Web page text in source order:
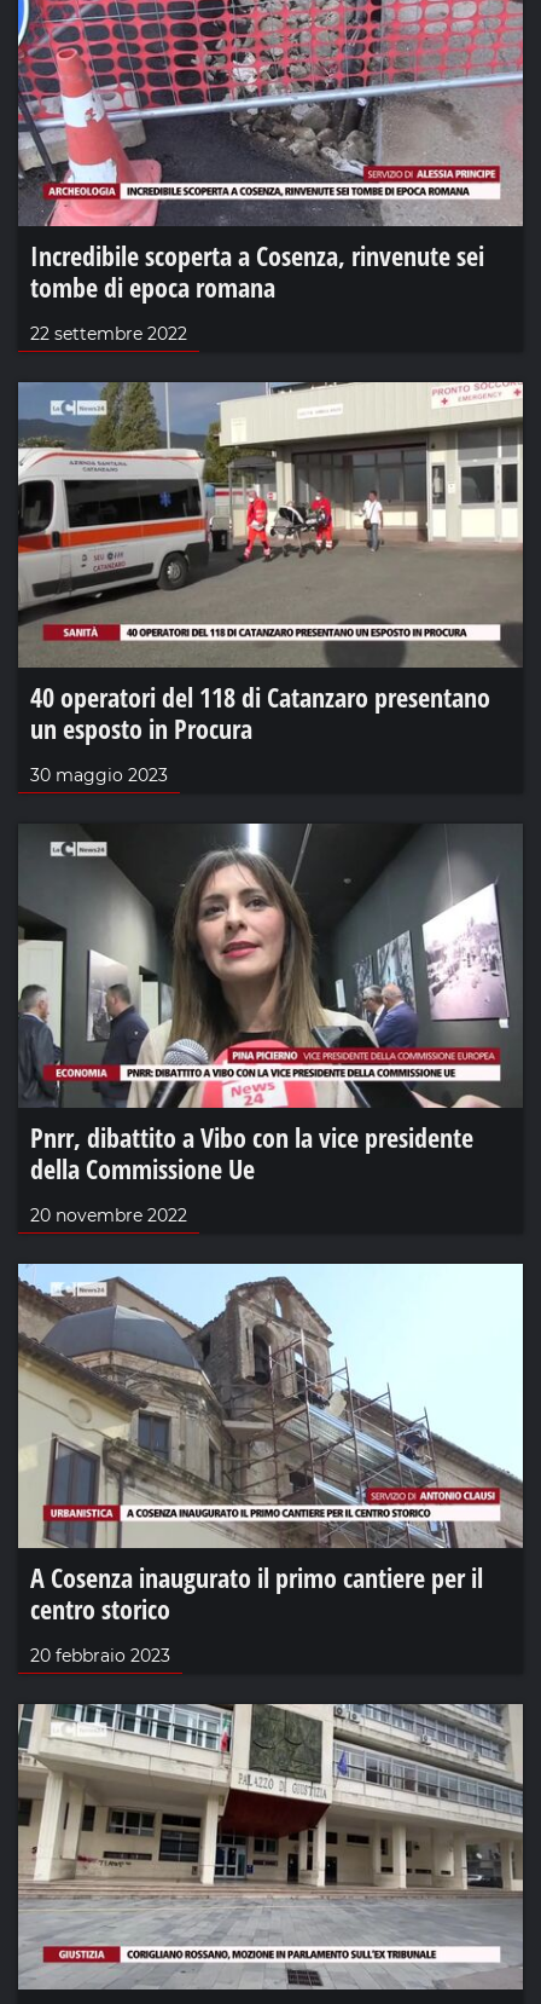
Incredibile scoperta a Cosenza, rinvenute sei
tombe di epoca romana
22 settembre 2022
40 operatori del 118 di Catanzaro presentano
un esposto in Procura
30 maggio 2023
Pnrr, dibattito a Vibo con la vice presidente
della Commissione Ue
20 novembre 2022
A Cosenza inaugurato il primo cantiere per il
centro storico
20 febbraio 2023